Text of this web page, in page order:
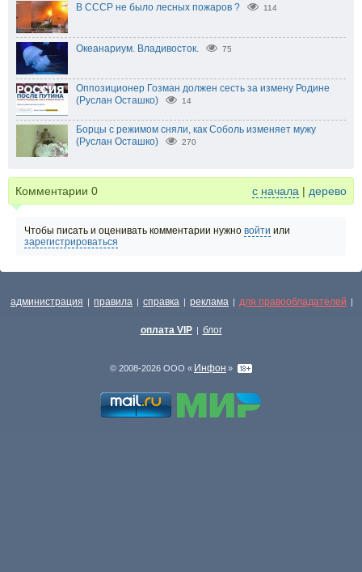
В СССР не было лесных пожаров ? 114
Океанариум. Владивосток. 75
Оппозиционер Гозман должен сесть за измену Родине
(Руслан Осташко)
14
Борцы с режимом сняли, как Соболь изменяет мужу
(Руслан Осташко)
270
Комментарии 0 с начала | дерево
Чтобы писать и оценивать комментарии нужно войти или
зарегистрироваться
администрация | правила | справка | реклама | для правообладателей |
оплата VIP | блог
© 2008-2026 ООО « Инфон »